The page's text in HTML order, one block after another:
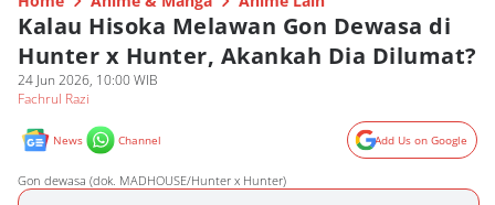
Kalau Hisoka Melawan Gon Dewasa di
Hunter x Hunter, Akankah Dia Dilumat?
24 Jun 2026, 10:00 WIB
Fachrul Razi
News Channel Add Us on Google
Gon dewasa (dok. MADHOUSE/Hunter x Hunter)